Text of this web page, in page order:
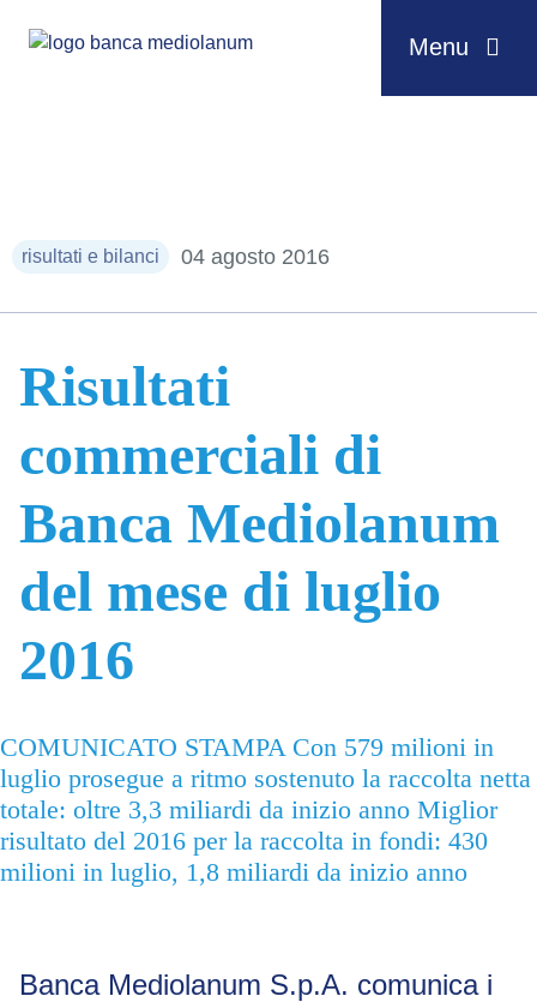
Menu
risultati e bilanci 04 agosto 2016
Risultati
commerciali di
Banca Mediolanum
del mese di luglio
2016
COMUNICATO STAMPA Con 579 milioni in
luglio prosegue a ritmo sostenuto la raccolta netta
totale: oltre 3,3 miliardi da inizio anno Miglior
risultato del 2016 per la raccolta in fondi: 430
milioni in luglio, 1,8 miliardi da inizio anno
Banca Mediolanum S.p.A. comunica i